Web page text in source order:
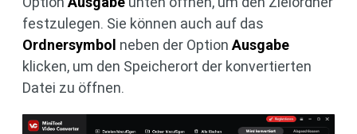
festzulegen. Sie können auch auf das
Ordnersymbol neben der Option Ausgabe
klicken, um den Speicherort der konvertierten
Datei zu öffnen.